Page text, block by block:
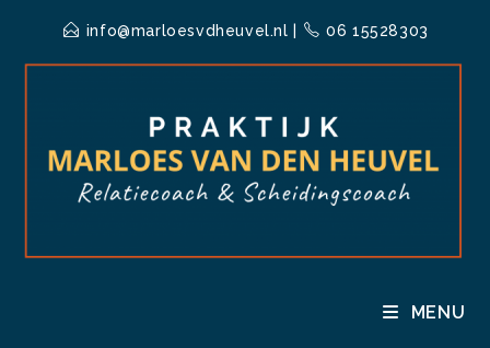
info@marloesvdheuvel.nl 06 15528303
MENU